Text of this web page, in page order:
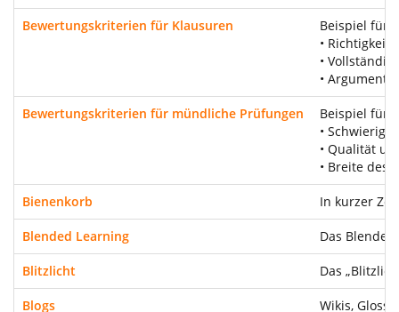
Bewertungskriterien für Klausuren
Beispiel für
• Richtigkeit
•
•
Bewertungskriterien für mündliche Prüfungen
Beispiel für
•
• Qualität
• Breite des
Bienenkorb In kurzer
Blended Learning Das
Blitzlicht Das
Blogs Wikis,